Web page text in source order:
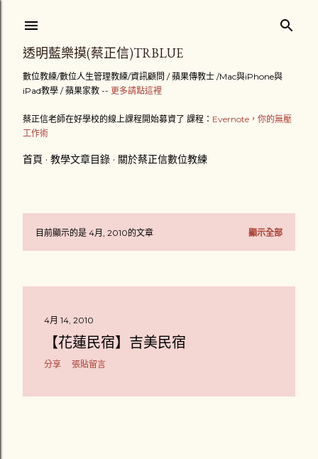
透明藍樂摸(蔡正信)TRBLUE
數位教練/數位人生管理教練/資訊顧問 / 蘋果傳教士 /Mac與iPhone與
iPad教學 / 蘋果家教 -- 更多請點這裡
蔡正信老師在好學校的線上課程開始募資了 課程： Evernote，你的無壓
工作術
首頁 教學文章目錄 關於蔡正信數位教練
發
表
目前顯示的是 4月, 2010的文章 顯示全部
4月 14, 2010
【花蓮民宿】吉美民宿
分享 張貼留言